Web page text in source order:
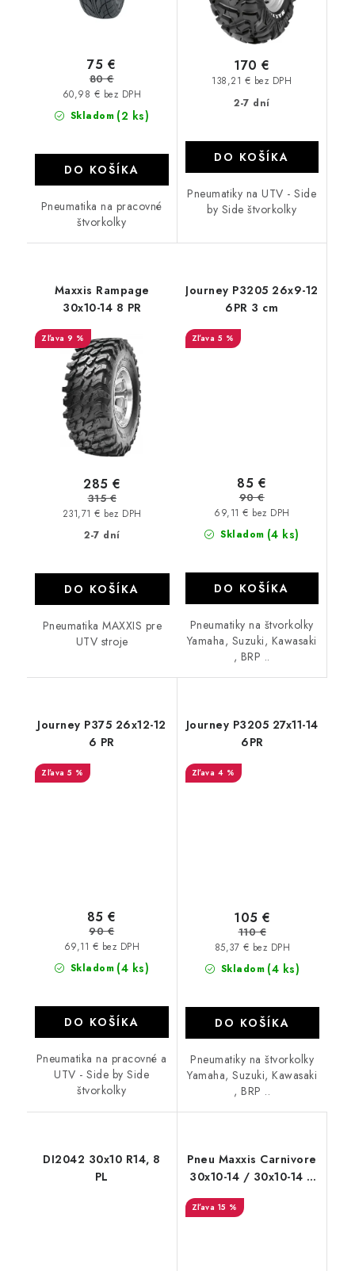
Skladom (2 ks)
60,98 € bez DPH
75 €
80 €
DO KOŠÍKA
Pneumatika na pracovné
štvorkolky
2-7 dní
138,21 € bez DPH
170 €
DO KOŠÍKA
Pneumatiky na UTV - Side
by Side štvorkolky
Maxxis Rampage
30x10-14 8 PR
9 %
2-7 dní
231,71 € bez DPH
285 €
315 €
DO KOŠÍKA
Pneumatika MAXXIS pre
UTV stroje
Journey P3205 26x9-12
6PR 3 cm
5 %
Skladom (4 ks)
69,11 € bez DPH
85 €
90 €
DO KOŠÍKA
Pneumatiky na štvorkolky
Yamaha, Suzuki, Kawasaki
, BRP ..
Journey P375 26x12-12
6 PR
5 %
Skladom (4 ks)
69,11 € bez DPH
85 €
90 €
DO KOŠÍKA
Pneumatika na pracovné a
UTV - Side by Side
štvorkolky
Journey P3205 27x11-14
6PR
4 %
Skladom (4 ks)
85,37 € bez DPH
105 €
110 €
DO KOŠÍKA
Pneumatiky na štvorkolky
Yamaha, Suzuki, Kawasaki
, BRP ..
DI2042 30x10 R14, 8
PL
Pneu Maxxis Carnivore
30x10-14 / 30x10-14 8
15 %